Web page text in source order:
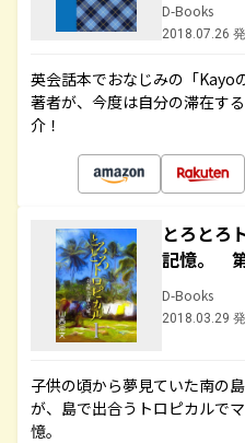
D-Books
2018.07.26
英会話本でおなじみの「Kayo
著者が、今度は自分の滞在す
介！
とろとろ
記憶。
D-Books
2018.03.29
子供の頃から夢見ていた南の
が、島で出合うトロピカルで
憶。